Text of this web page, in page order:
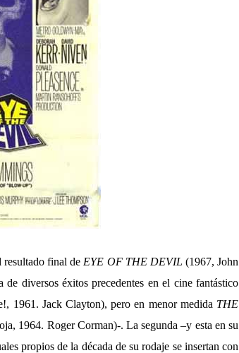
resultado final de EYE OF THE DEVIL (1967, John
diversos éxitos precedentes en el cine fantástico
1961. Jack Clayton), pero en menor medida THE
1964. Roger Corman)-. La segunda –y esta en su
propios de la década de su rodaje se insertan con